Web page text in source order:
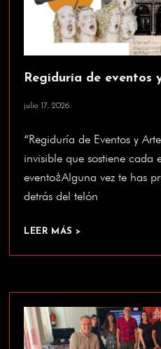
Regiduría de eventos
julio 17, 2026
“Regiduría de Eventos y
invisible que sostiene cada
evento¿Alguna vez te has
detrás del telón
LEER MÁS >